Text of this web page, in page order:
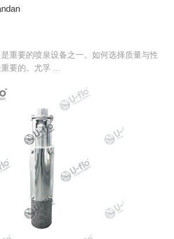
重要的喷泉设备之一。如何选择质量与性
要的。尤孚 ...